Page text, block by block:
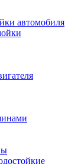
автомобиля